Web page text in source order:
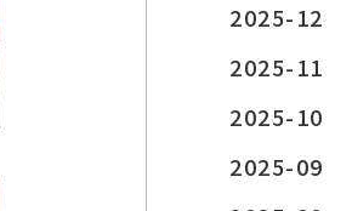
2025-12
2025-11
2025-10
2025-09